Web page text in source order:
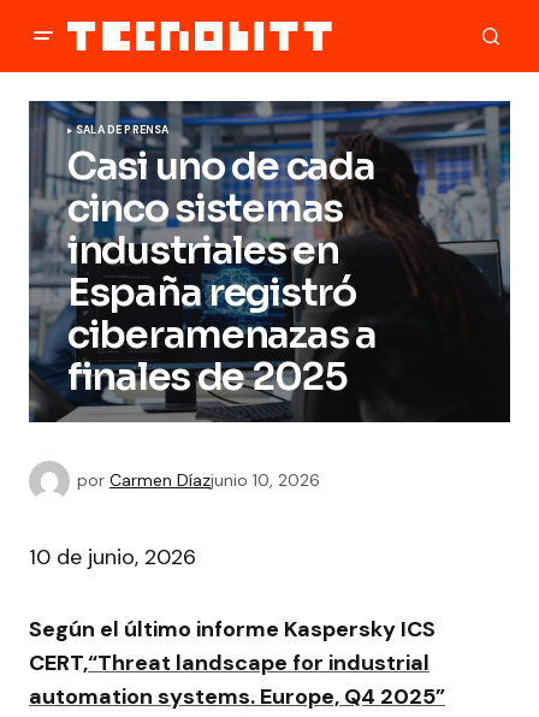
SALA DE PRENSA
Casi uno de cada
cinco sistemas
industriales en
España registró
ciberamenazas a
finales de 2025
por Carmen Díazjunio 10, 2026
10 de junio, 2026
Según el último informe Kaspersky ICS
CERT,“Threat landscape for industrial
automation systems. Europe, Q4 2025”